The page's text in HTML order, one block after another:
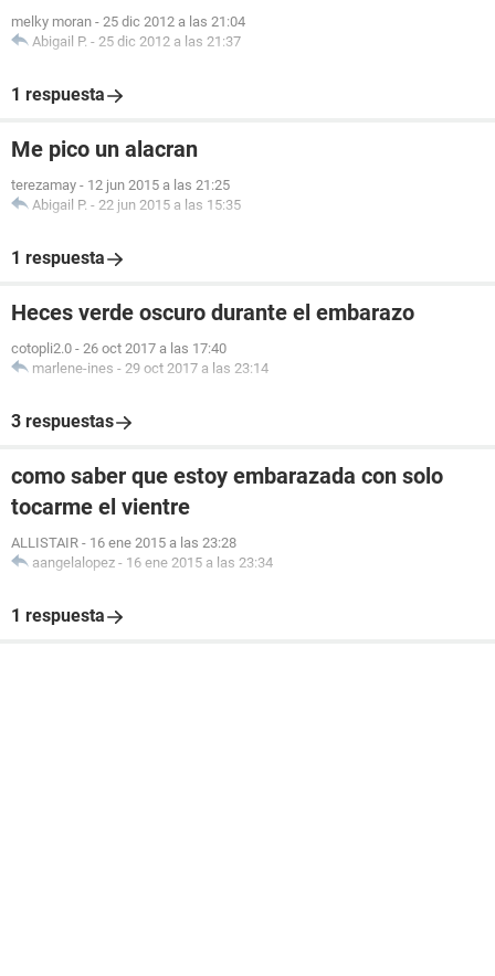
melky moran - 25 dic 2012 a las 21:04
Abigail P. - 25 dic 2012 a las 21:37
1 respuesta
Me pico un alacran
terezamay - 12 jun 2015 a las 21:25
Abigail P. - 22 jun 2015 a las 15:35
1 respuesta
Heces verde oscuro durante el embarazo
cotopli2.0 - 26 oct 2017 a las 17:40
marlene-ines - 29 oct 2017 a las 23:14
3 respuestas
como saber que estoy embarazada con solo
tocarme el vientre
ALLISTAIR - 16 ene 2015 a las 23:28
aangelalopez - 16 ene 2015 a las 23:34
1 respuesta